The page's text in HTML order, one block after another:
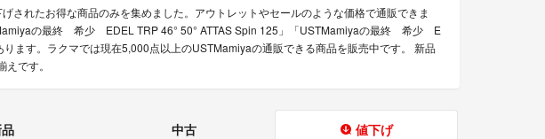
されたお得な商品のみを集めました。アウトレットやセールのような価格で通販できま
の最終 希少 EDEL TRP 46° 50° ATTAS Spin 125」「USTMamiyaの最終 希少 E
ます。ラクマでは現在5,000点以上のUSTMamiyaの通販できる商品を販売中です。 新品
です。
中古 値下げ